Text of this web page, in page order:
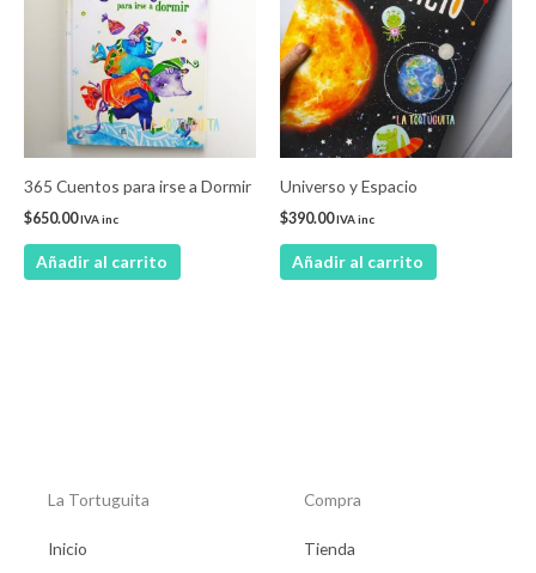
365 Cuentos para irse a Dormir
$650.00IVA inc
Añadir al carrito
Universo y Espacio
$390.00IVA inc
Añadir al carrito
La Tortuguita
Inicio
Compra
Tienda